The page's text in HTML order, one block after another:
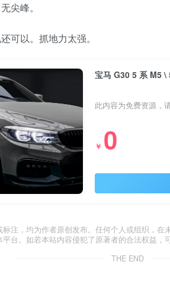
尖峰。
可以。抓地力太强。
宝马 G30 5 系 M5 \
此内容为免费资源，
￥ 0
注，均为作者原创发布。任何个人或组织，
台。如若本站内容侵犯了原著者的合法权益，
THE END